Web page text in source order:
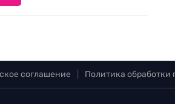
соглашение Политика